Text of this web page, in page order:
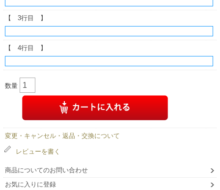
【 3行目 】
【 4行目 】
数量
変更・キャンセル・返品・交換について
レビューを書く
商品についてのお問い合わせ
お気に入りに登録